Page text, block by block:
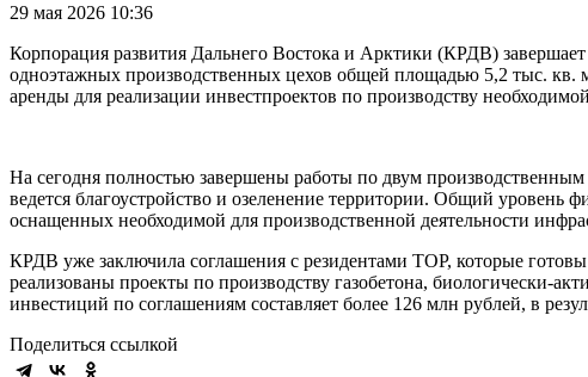
29 мая 2026 10:36
Корпорация развития Дальнего Востока и Арктики (КРДВ)
одноэтажных производственных цехов общей площадью 5,2 тыс. кв.
аренды для реализации инвестпроектов по производству
На сегодня полностью завершены работы по двум
ведется благоустройство и озеленение территории. Общий
оснащенных необходимой для производственной деятельности
КРДВ уже заключила соглашения с резидентами ТОР, которые
реализованы проекты по производству газобетона, биологически-
инвестиций по соглашениям составляет более 126 млн рублей, в
Поделиться ссылкой